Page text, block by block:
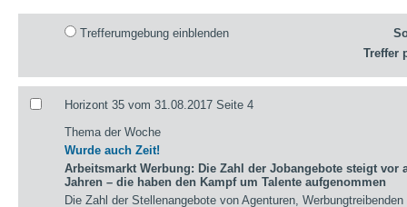
Trefferumgebung einblenden
Treffer
Horizont 35 vom 31.08.2017 Seite 4
Thema der Woche
Wurde auch Zeit!
Arbeitsmarkt Werbung: Die Zahl der Jobangebote steigt vor
Jahren – die haben den Kampf um Talente aufgenommen
Die Zahl der Stellenangebote von Agenturen,